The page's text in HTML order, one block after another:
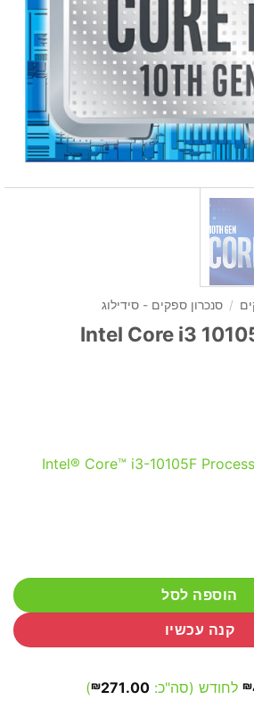
/ סנכרון ספקים - סידילוג
Intel Core i3
Intel® Core™ i3-10105F
הוספה לסל
קנה עכשיו
₪לחודש (סה"כ: ₪271.00
)